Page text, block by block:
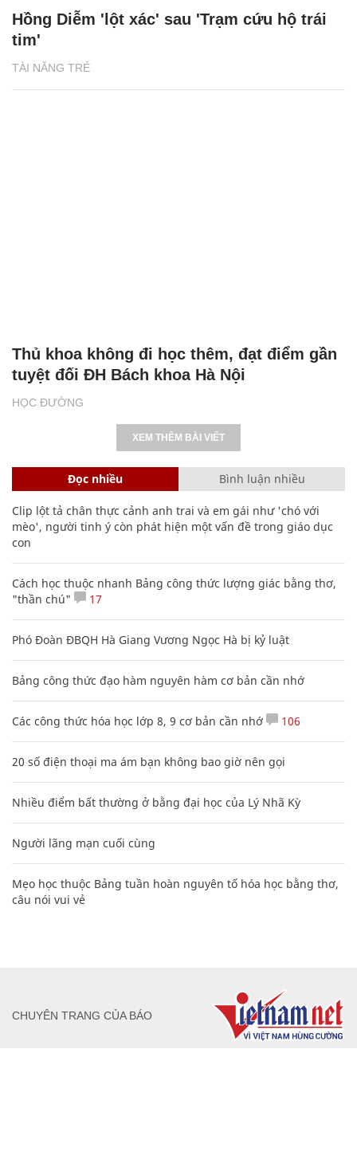
TÀI NĂNG TRẺ
Hồng Diễm 'lột xác' sau 'Trạm cứu hộ trái
tim'
HỌC ĐƯỜNG
Thủ khoa không đi học thêm, đạt điểm gần
tuyệt đối ĐH Bách khoa Hà Nội
XEM THÊM BÀI VIẾT
Đọc nhiều Bình luận nhiều
Clip lột tả chân thực cảnh anh trai và em gái như 'chó với
mèo', người tinh ý còn phát hiện một vấn đề trong giáo dục
con
Cách học thuộc nhanh Bảng công thức lượng giác bằng thơ,
"thần chú"
17
Phó Đoàn ĐBQH Hà Giang Vương Ngọc Hà bị kỷ luật
Bảng công thức đạo hàm nguyên hàm cơ bản cần nhớ
Các công thức hóa học lớp 8, 9 cơ bản cần nhớ 106
20 số điện thoại ma ám bạn không bao giờ nên gọi
Nhiều điểm bất thường ở bằng đại học của Lý Nhã Kỳ
Người lãng mạn cuối cùng
Mẹo học thuộc Bảng tuần hoàn nguyên tố hóa học bằng thơ,
câu nói vui vẻ
CHUYÊN TRANG CỦA BÁO